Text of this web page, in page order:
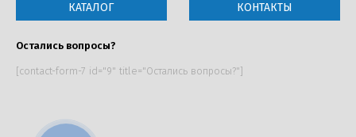
КАТАЛОГ
КОНТАКТЫ
Остались вопросы?
[contact-form-7 id="9" title="Остались вопросы?"]